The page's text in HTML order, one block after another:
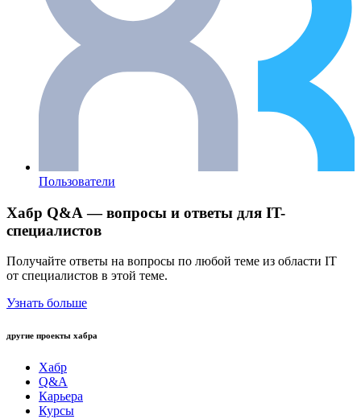
Пользователи
Хабр Q&A — вопросы и ответы для IT-
специалистов
Получайте ответы на вопросы по любой теме из области IT
от специалистов в этой теме.
Узнать больше
другие проекты хабра
Хабр
Q&A
Карьера
Курсы